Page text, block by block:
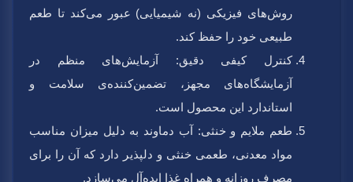
روش‌های فیزیکی (نه شیمیایی) عبور می‌کند تا طعم
طبیعی خود را حفظ کند.
کنترل کیفی دقیق: آزمایش‌های منظم در
آزمایشگاه‌های مجهز، تضمین‌کننده‌ی سلامت و
استاندارد این محصول است.
طعم ملایم و خنثی: آب دماوند به دلیل میزان مناسب
مواد معدنی، طعمی خنثی و دلپذیر دارد که آن را برای
مصرف روزانه و همراه غذا ایده‌آل می‌سازد.